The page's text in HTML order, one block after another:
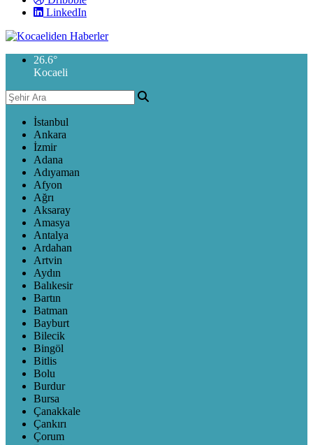
LinkedIn
26.6°
Kocaeli
İstanbul
Ankara
İzmir
Adana
Adıyaman
Afyon
Ağrı
Aksaray
Amasya
Antalya
Ardahan
Artvin
Aydın
Balıkesir
Bartın
Batman
Bayburt
Bilecik
Bingöl
Bitlis
Bolu
Burdur
Bursa
Çanakkale
Çankırı
Çorum